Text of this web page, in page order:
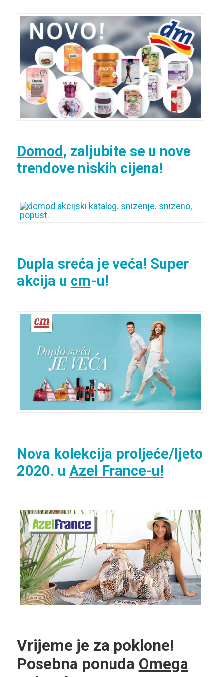
Domod , zaljubite se u nove
trendove niskih cijena!
Dupla sreća je veća! Super
akcija u cm-u!
Nova kolekcija proljeće/ljeto
2020. u Azel France-u!
Vrijeme je za poklone!
Posebna ponuda Omega